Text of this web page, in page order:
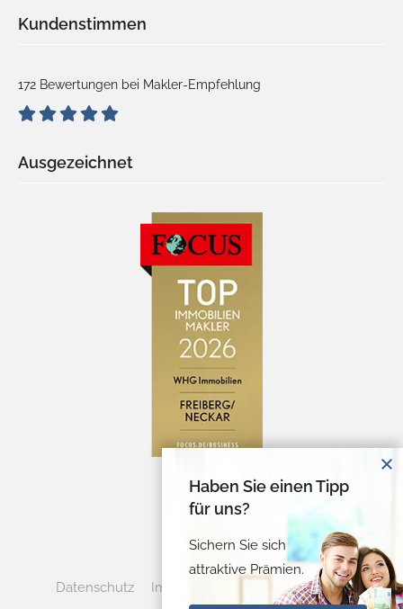
Kundenstimmen
172 Bewertungen bei Makler-Empfehlung
Ausgezeichnet
Datenschutz Impressum
Cookie-Verwaltung
Haben Sie einen Tipp
für uns?
Sichern Sie sich
attraktive Prämien.